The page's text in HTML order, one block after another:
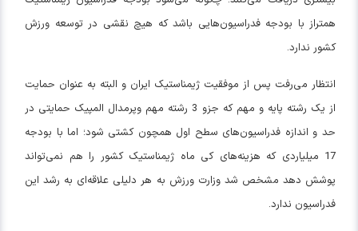
همتراز با بودجه فدراسیون‌هایی باشد که هیچ نقشی در توسعه ورزش
کشور ندارد.
انتظار می‌رفت پس از موفقیت ژیمناستیک ایران و البته به عنوان حمایت
از یک رشته پایه و مهم که جزو 3 رشته مهم وپرمدال المپیک حمایتی در
حد و اندازه فدراسیون‌های سطح اول همچون کشتی شود؛ اما با بودجه
17 میلیاردی که هزینه‌های کی ماه ژیمناستیک کشور را هم نمی‌تواند
پوشش دهد مشخص شد وزارت ورزش به هر دلیلی علاقه‌ای به رشد این
فدراسیون ندارد.